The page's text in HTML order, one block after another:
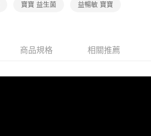
寶寶 益生菌 益暢敏 寶寶
商品規格 相關推薦